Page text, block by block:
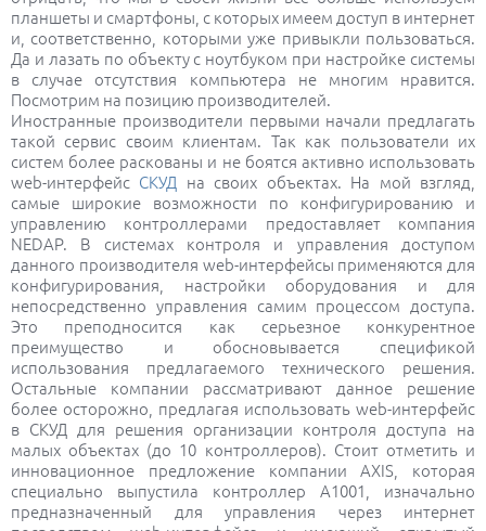
планшеты и смартфоны, с которых имеем доступ в интернет
и, соответственно, которыми уже привыкли пользоваться.
Да и лазать по объекту с ноутбуком при настройке системы
в случае отсутствия компьютера не многим нравится.
Посмотрим на позицию производителей.
Иностранные производители первыми начали предлагать
такой сервис своим клиентам. Так как пользователи их
систем более раскованы и не боятся активно использовать
web-интерфейс СКУД на своих объектах. На мой взгляд,
самые широкие возможности по конфигурированию и
управлению контроллерами предоставляет компания
NEDAP. В системах контроля и управления доступом
данного производителя web-интерфейсы применяются для
конфигурирования, настройки оборудования и для
непосредственно управления самим процессом доступа.
Это преподносится как серьезное конкурентное
преимущество и обосновывается спецификой
использования предлагаемого технического решения.
Остальные компании рассматривают данное решение
более осторожно, предлагая использовать web-интерфейс
в СКУД для решения организации контроля доступа на
малых объектах (до 10 контроллеров). Стоит отметить и
инновационное предложение компании AXIS, которая
специально выпустила контроллер A1001, изначально
предназначенный для управления через интернет